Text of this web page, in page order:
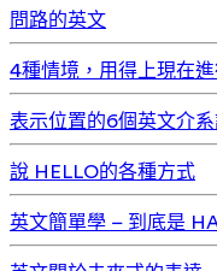
問路的英文
4種情境，用得上現在
表示位置的6個英文介系
說 HELLO的各種方式
英文簡單學 – 到底是